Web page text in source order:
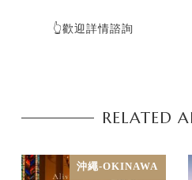
👆歡迎詳情諮詢
RELATED
沖繩-OKINAWA